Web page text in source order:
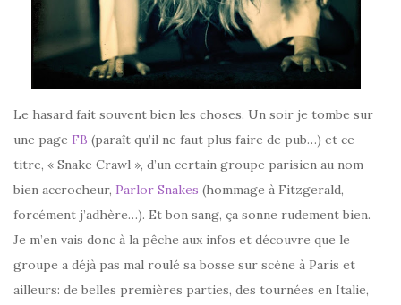
Le hasard fait souvent bien les choses. Un soir je tombe sur
une page FB (paraît qu’il ne faut plus faire de pub…) et ce
titre, « Snake Crawl », d’un certain groupe parisien au nom
bien accrocheur, Parlor Snakes (hommage à Fitzgerald,
forcément j’adhère…). Et bon sang, ça sonne rudement bien.
Je m’en vais donc à la pêche aux infos et découvre que le
groupe a déjà pas mal roulé sa bosse sur scène à Paris et
ailleurs: de belles premières parties, des tournées en Italie,